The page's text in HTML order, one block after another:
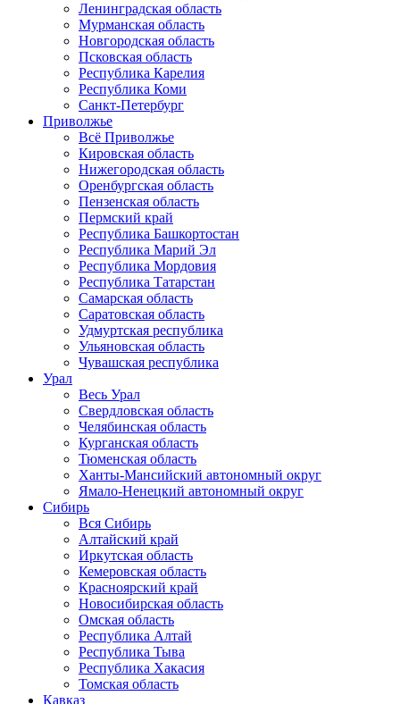
Ленинградская область
Мурманская область
Новгородская область
Псковская область
Республика Карелия
Республика Коми
Санкт-Петербург
Приволжье
Всё Приволжье
Кировская область
Нижегородская область
Оренбургская область
Пензенская область
Пермский край
Республика Башкортостан
Республика Марий Эл
Республика Мордовия
Республика Татарстан
Самарская область
Саратовская область
Удмуртская республика
Ульяновская область
Чувашская республика
Урал
Весь Урал
Свердловская область
Челябинская область
Курганская область
Тюменская область
Ханты-Мансийский автономный округ
Ямало-Ненецкий автономный округ
Сибирь
Вся Сибирь
Алтайский край
Иркутская область
Кемеровская область
Красноярский край
Новосибирская область
Омская область
Республика Алтай
Республика Тыва
Республика Хакасия
Томская область
Кавказ